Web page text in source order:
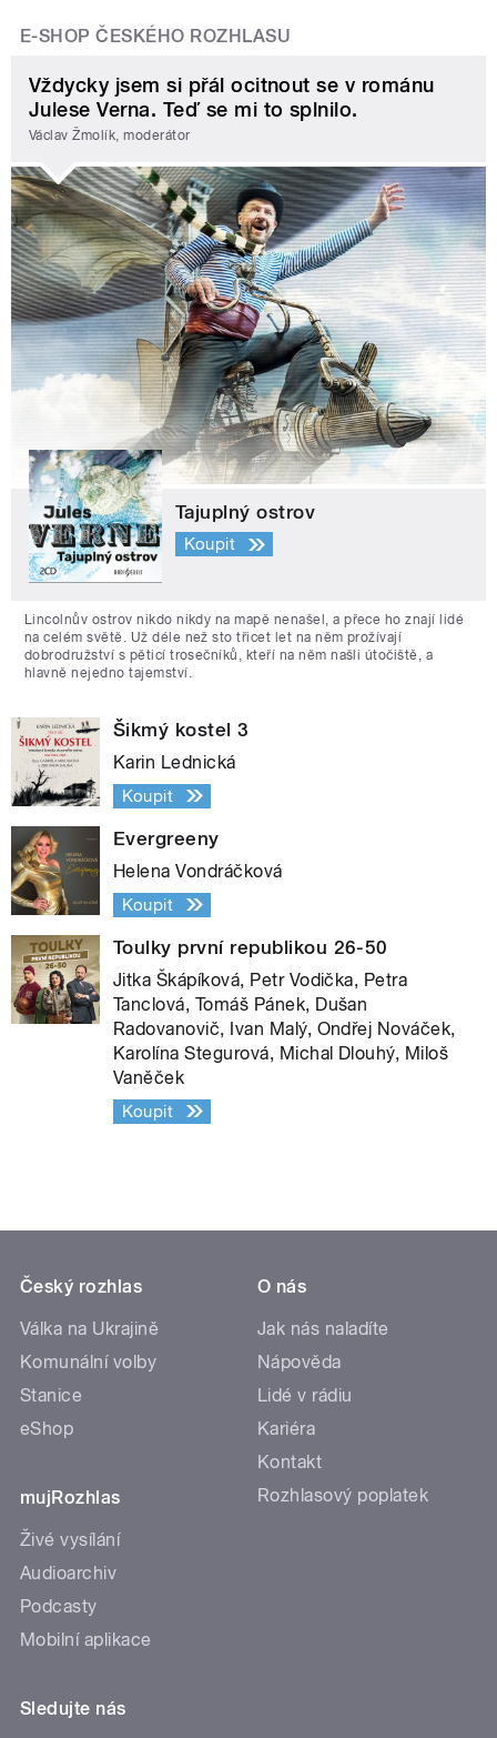
E-SHOP ČESKÉHO ROZHLASU
Vždycky jsem si přál ocitnout se v románu
Julese Verna. Teď se mi to splnilo.
Václav Žmolík, moderátor
Tajuplný ostrov
Koupit
Lincolnův ostrov nikdo nikdy na mapě nenašel, a přece ho znají lidé
na celém světě. Už déle než sto třicet let na něm prožívají
dobrodružství s pěticí trosečníků, kteří na něm našli útočiště, a
hlavně nejedno tajemství.
Šikmý kostel 3
Karin Lednická
Koupit
Evergreeny
Helena Vondráčková
Koupit
Toulky první republikou 26-50
Jitka Škápíková, Petr Vodička, Petra
Tanclová, Tomáš Pánek, Dušan
Radovanovič, Ivan Malý, Ondřej Nováček,
Karolína Stegurová, Michal Dlouhý, Miloš
Vaněček
Koupit
Český rozhlas
Válka na Ukrajině
Komunální volby
Stanice
eShop
mujRozhlas
Živé vysílání
Audioarchiv
Podcasty
Mobilní aplikace
O nás
Jak nás naladíte
Nápověda
Lidé v rádiu
Kariéra
Kontakt
Rozhlasový poplatek
Sledujte nás